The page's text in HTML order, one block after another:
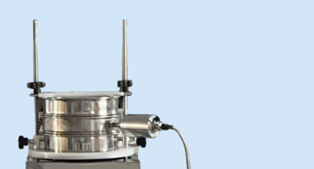
冶金石灰活性度测定仪
矿石、焦炭物理检测及制样设备
工业分析、测硫仪等
世界杯预测网站